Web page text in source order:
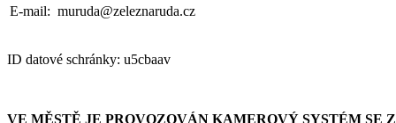
E-mail: muruda@zeleznaruda.cz
ID datové schránky: u5cbaav
VE MĚSTĚ JE PROVOZOVÁN KAMEROVÝ SYSTÉM SE